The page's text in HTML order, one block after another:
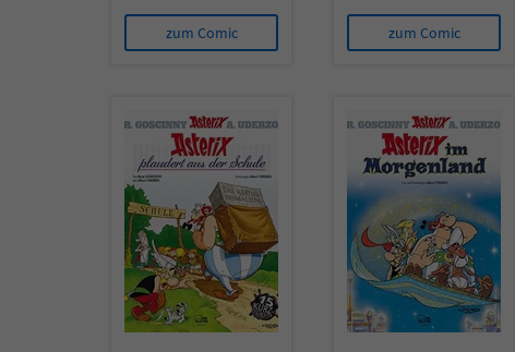
zum Comic zum Comic